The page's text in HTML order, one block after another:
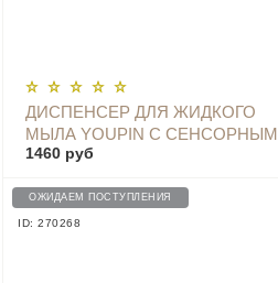
ДИСПЕНСЕР ДЛЯ ЖИДКОГО
МЫЛА YOUPIN С СЕНСОРНЫМ
ДАТЧИКОМ И ТЕРМОМЕТРОМ
1460 руб
ОПОВЕСТИТЬ
ОЖИДАЕМ ПОСТУПЛЕНИЯ
ID: 270268